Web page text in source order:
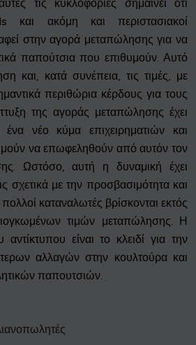
τις κυκλοφορίες σημαίνει ότι
και ακόμη και περιστασιακοί
στην αγορά μεταπώλησης για να
παπούτσια που επιθυμούν. Αυτό
και, κατά συνέπεια, τις τιμές, με
περιθώρια κέρδους για τους
της αγοράς μεταπώλησης έχει
ένα νέο κύμα επιχειρηματιών και
να επωφεληθούν από αυτόν τον
Ωστόσο, αυτή η δυναμική έχει
σχετικά με την προσβασιμότητα και
καταναλωτές βρίσκονται εκτός
τιμών μεταπώλησης. Η
είναι το κλειδί για την
αλλαγών στην κουλτούρα και
παπουτσιών.